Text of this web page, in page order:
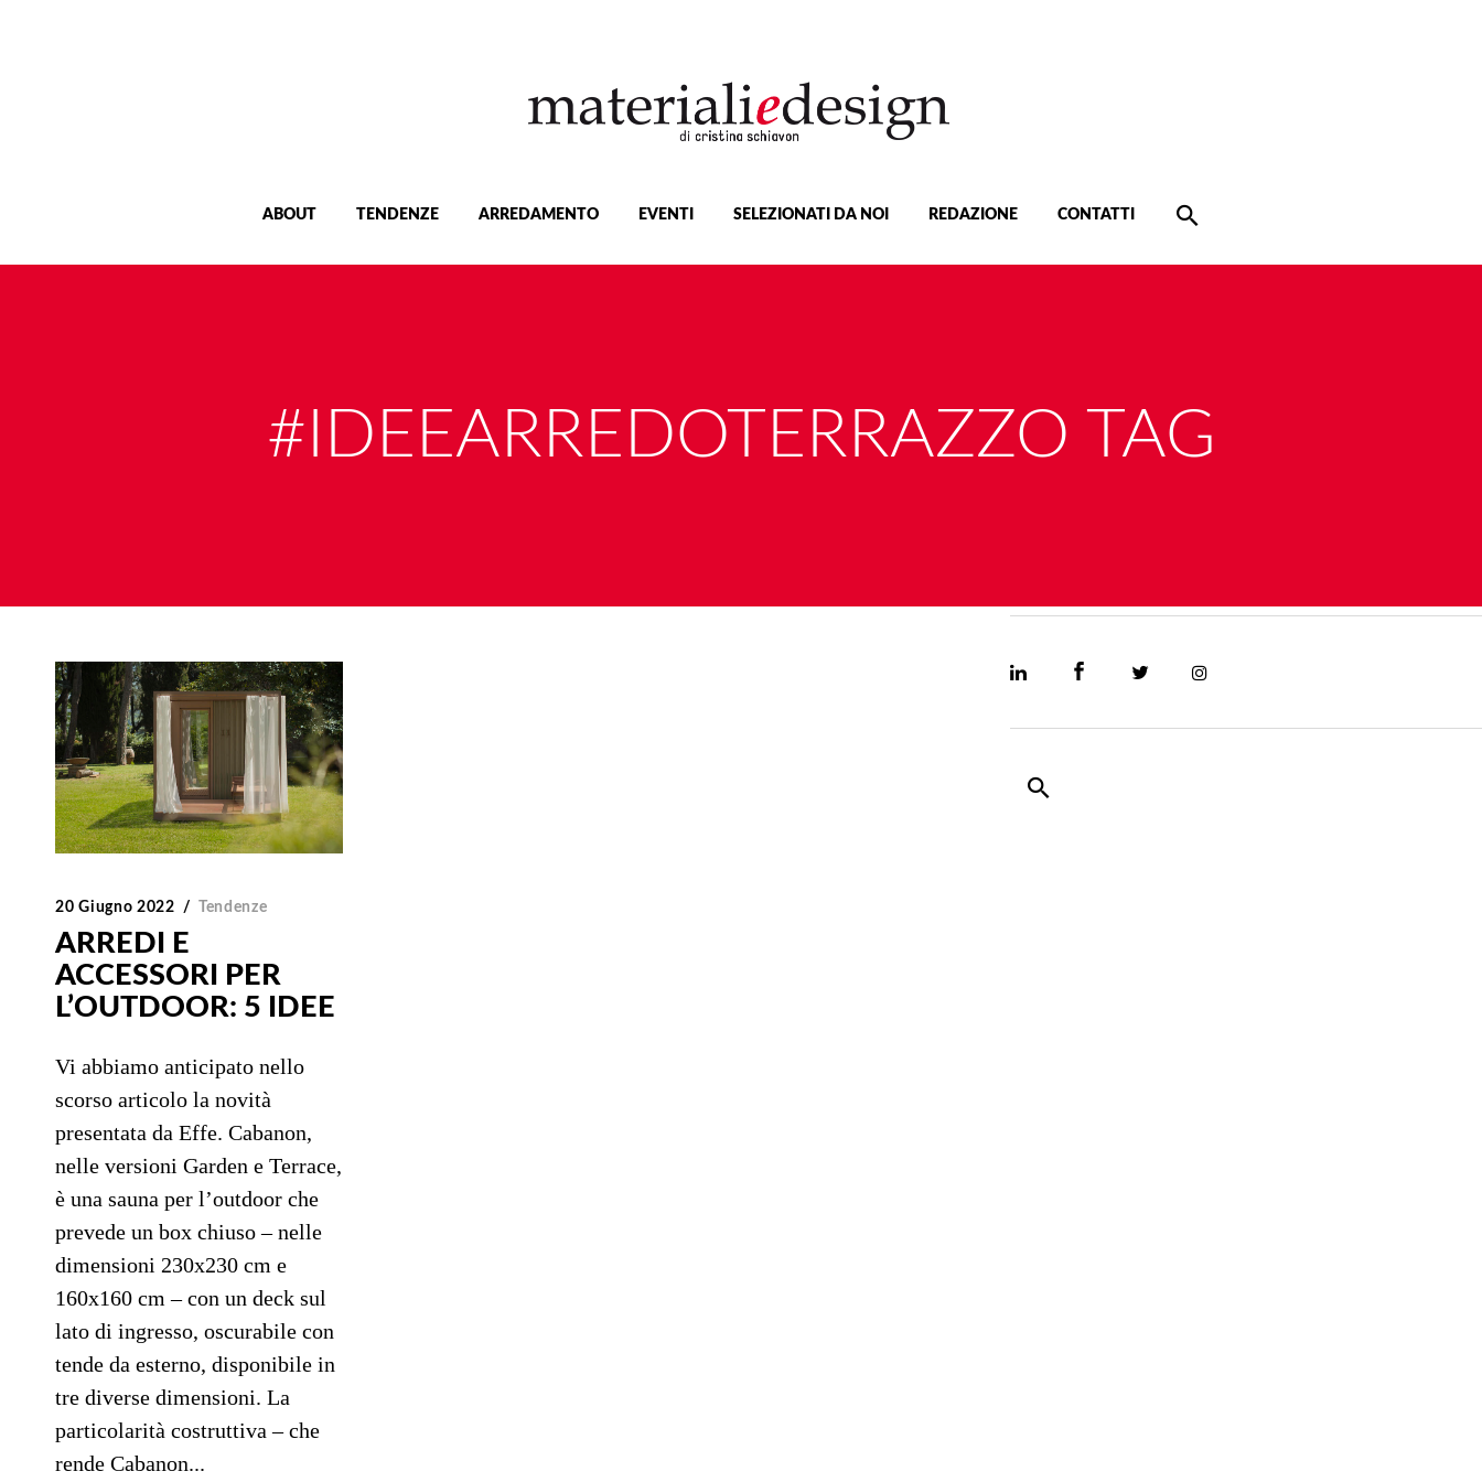
ABOUT TENDENZE ARREDAMENTO EVENTI SELEZIONATI DA NOI REDAZIONE CONTATTI
#IDEEARREDOTERRAZZO TAG
20 Giugno 2022 Tendenze
ARREDI E
ACCESSORI PER
L’OUTDOOR: 5 IDEE
Vi abbiamo anticipato nello
scorso articolo la novità
presentata da Effe. Cabanon,
nelle versioni Garden e Terrace,
è una sauna per l’outdoor che
prevede un box chiuso – nelle
dimensioni 230x230 cm e
160x160 cm – con un deck sul
lato di ingresso, oscurabile con
tende da esterno, disponibile in
tre diverse dimensioni. La
particolarità costruttiva – che
rende Cabanon...